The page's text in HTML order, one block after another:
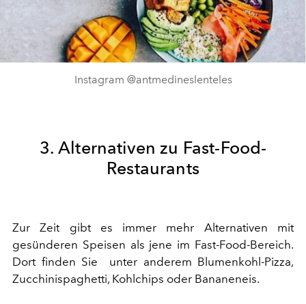
Instagram @antmedineslenteles
3. Alternativen zu Fast-Food-
Restaurants
Zur Zeit gibt es immer mehr Alternativen mit
gesünderen Speisen als jene im Fast-Food-Bereich.
Dort finden Sie unter anderem Blumenkohl-Pizza,
Zucchinispaghetti, Kohlchips oder Bananeneis.